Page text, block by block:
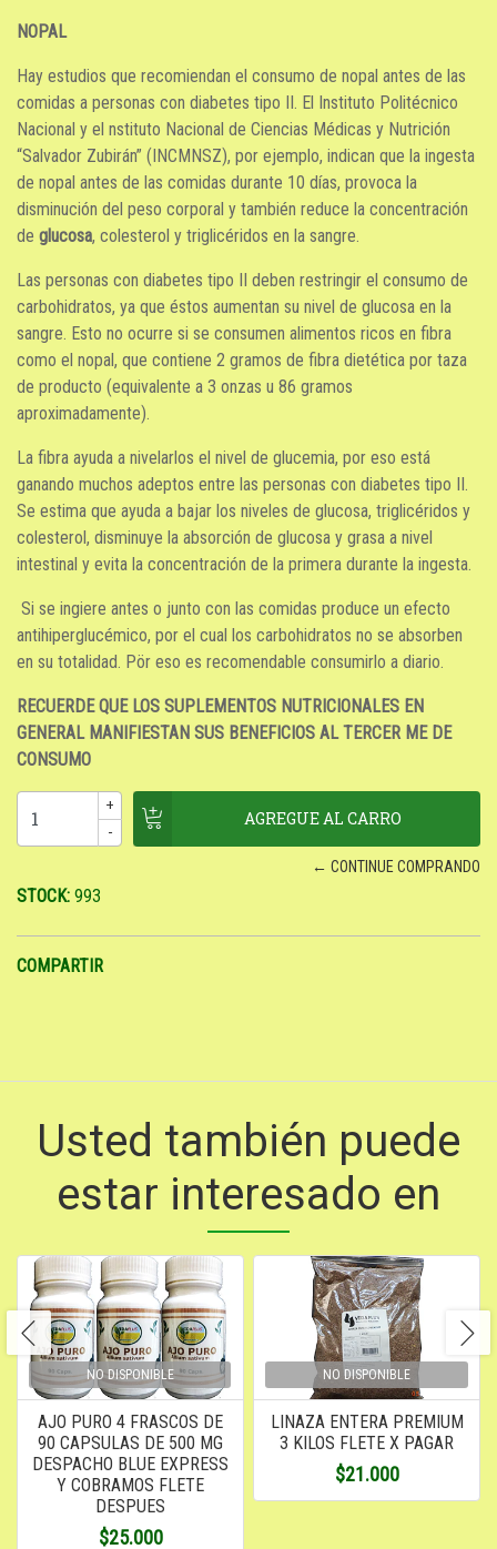
NOPAL
Hay estudios que recomiendan el consumo de nopal antes de las
comidas a personas con diabetes tipo II. El Instituto Politécnico
Nacional y el nstituto Nacional de Ciencias Médicas y Nutrición
“Salvador Zubirán” (INCMNSZ), por ejemplo, indican que la ingesta
de nopal antes de las comidas durante 10 días, provoca la
disminución del peso corporal y también reduce la concentración
de glucosa, colesterol y triglicéridos en la sangre.
Las personas con diabetes tipo II deben restringir el consumo de
carbohidratos, ya que éstos aumentan su nivel de glucosa en la
sangre. Esto no ocurre si se consumen alimentos ricos en fibra
como el nopal, que contiene 2 gramos de fibra dietética por taza
de producto (equivalente a 3 onzas u 86 gramos
aproximadamente).
La fibra ayuda a nivelarlos el nivel de glucemia, por eso está
ganando muchos adeptos entre las personas con diabetes tipo II.
Se estima que ayuda a bajar los niveles de glucosa, triglicéridos y
colesterol, disminuye la absorción de glucosa y grasa a nivel
intestinal y evita la concentración de la primera durante la ingesta.
Si se ingiere antes o junto con las comidas produce un efecto
antihiperglucémico, por el cual los carbohidratos no se absorben
en su totalidad. Pör eso es recomendable consumirlo a diario.
RECUERDE QUE LOS SUPLEMENTOS NUTRICIONALES EN
GENERAL MANIFIESTAN SUS BENEFICIOS AL TERCER ME DE
CONSUMO
+
-
← CONTINUE COMPRANDO
STOCK: 993
COMPARTIR
Usted también puede
estar interesado en
NO DISPONIBLE
AJO PURO 4 FRASCOS DE
90 CAPSULAS DE 500 MG
DESPACHO BLUE EXPRESS
Y COBRAMOS FLETE
DESPUES
$25.000
NO DISPONIBLE
LINAZA ENTERA PREMIUM
3 KILOS FLETE X PAGAR
$21.000